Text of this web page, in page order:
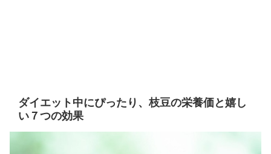
ダイエット中にぴったり、枝豆の栄養価と嬉し
い７つの効果